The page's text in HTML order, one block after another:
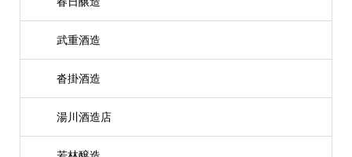
武重酒造
沓掛酒造
湯川酒造店